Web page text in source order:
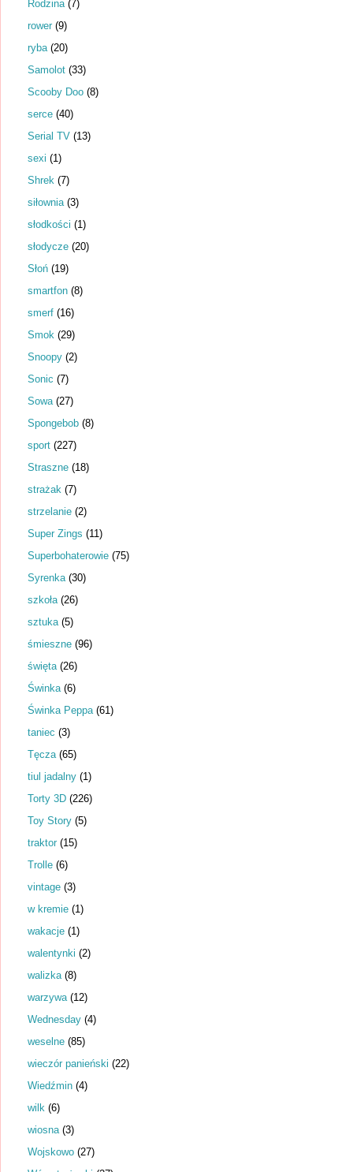
Rodzina (7)
rower (9)
ryba (20)
Samolot (33)
Scooby Doo (8)
serce (40)
Serial TV (13)
sexi (1)
Shrek (7)
siłownia (3)
słodkości (1)
słodycze (20)
Słoń (19)
smartfon (8)
smerf (16)
Smok (29)
Snoopy (2)
Sonic (7)
Sowa (27)
Spongebob (8)
sport (227)
Straszne (18)
strażak (7)
strzelanie (2)
Super Zings (11)
Superbohaterowie (75)
Syrenka (30)
szkoła (26)
sztuka (5)
śmieszne (96)
święta (26)
Świnka (6)
Świnka Peppa (61)
taniec (3)
Tęcza (65)
tiul jadalny (1)
Torty 3D (226)
Toy Story (5)
traktor (15)
Trolle (6)
vintage (3)
w kremie (1)
wakacje (1)
walentynki (2)
walizka (8)
warzywa (12)
Wednesday (4)
weselne (85)
wieczór panieński (22)
Wiedźmin (4)
wilk (6)
wiosna (3)
Wojskowo (27)